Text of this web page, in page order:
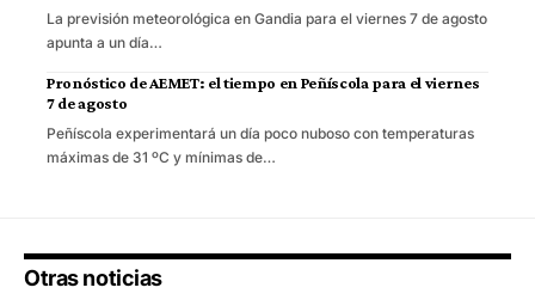
La previsión meteorológica en Gandia para el viernes 7 de agosto
apunta a un día…
Pronóstico de AEMET: el tiempo en Peñíscola para el viernes
7 de agosto
Peñíscola experimentará un día poco nuboso con temperaturas
máximas de 31 ºC y mínimas de…
Otras noticias